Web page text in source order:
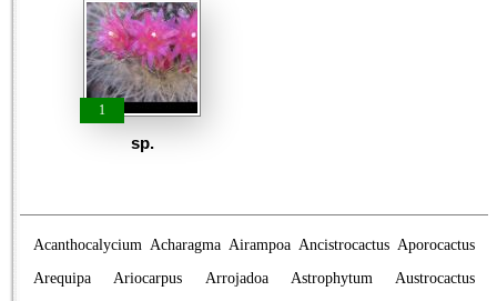
1
sp.
Acanthocalycium Acharagma Airampoa Ancistrocactus Aporocactus
Arequipa
Ariocarpus Arrojadoa Astrophytum
Austrocactus